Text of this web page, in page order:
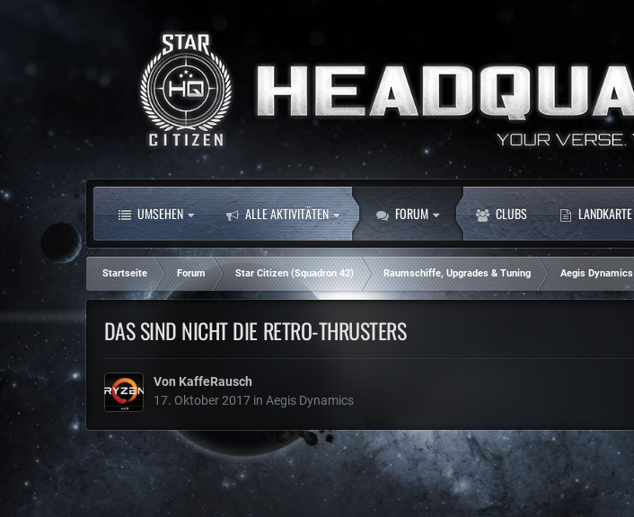
UMSEHEN ALLE AKTIVITÄTEN FORUM CLUBS LANDKARTE
Startseite Forum Star Citizen (Squadron 42) Raumschiffe, Upgrades & Tuning Aegis Dynamics
DAS SIND NICHT DIE RETRO-THRUSTERS
Von KaffeRausch
17. Oktober 2017in Aegis Dynamics